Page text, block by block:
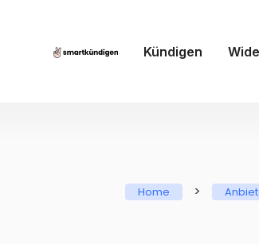
Kündigen
Home >